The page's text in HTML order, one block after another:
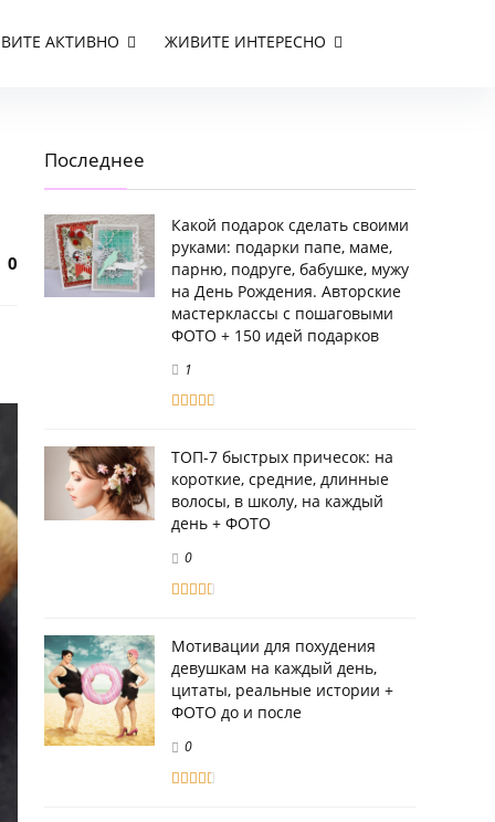
АКТИВНО ЖИВИТЕ ИНТЕРЕСНО
0
Последнее
Какой подарок сделать своими
руками: подарки папе, маме,
парню, подруге, бабушке, мужу
на День Рождения. Авторские
мастерклассы с пошаговыми
ФОТО + 150 идей подарков
1
ТОП-7 быстрых причесок: на
короткие, средние, длинные
волосы, в школу, на каждый
день + ФОТО
0
Мотивации для похудения
девушкам на каждый день,
цитаты, реальные истории +
ФОТО до и после
0